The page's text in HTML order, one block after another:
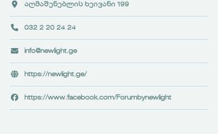
აღმაშენებლის ხეივანი 199
032 2 20 24 24
info@newlight.ge
https://newlight.ge/
https://www.facebook.com/Forumbynewlight